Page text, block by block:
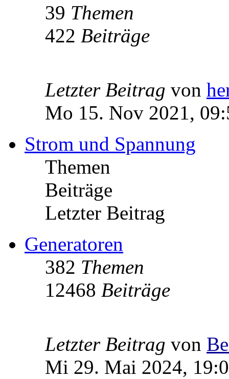
39 Themen
422 Beiträge
Letzter Beitrag von
Mo 15. Nov 2021,
Strom und Spannung
Themen
Beiträge
Letzter Beitrag
Generatoren
382 Themen
12468 Beiträge
Letzter Beitrag von
Mi 29. Mai 2024,